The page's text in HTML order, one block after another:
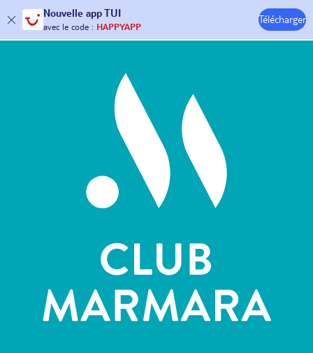
Nouvelle app TUI
30€ offerts*sur votrevoyage !
avec le code :HAPPYAPP
Télécharger
Hôtels & Clubs